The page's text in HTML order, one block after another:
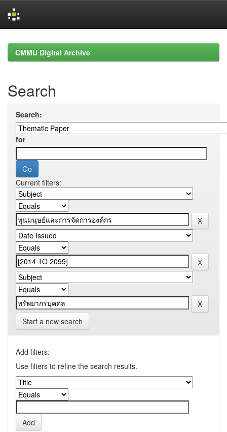
navigationCMMU Digital Archive
Search
Search:
for
Current filters:
Start a new search
Add filters:
Use filters to refine the search results.